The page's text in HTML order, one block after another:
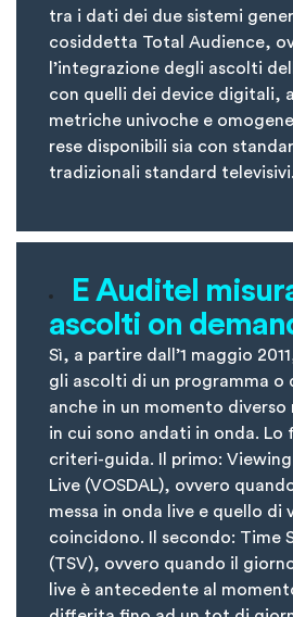
tra i dati dei due sistemi
cosiddetta Total Audience,
l’integrazione degli ascolti
con quelli dei device digitali,
metriche univoche e
rese disponibili sia con
tradizionali standard televisivi.
E Auditel
ascolti on
Sì, a partire dall’1 maggio
gli ascolti di un programma o
anche in un momento
in cui sono andati in onda. Lo
criteri-guida. Il primo: Viewing
Live (VOSDAL), ovvero
messa in onda live e quello di
coincidono. Il secondo: Time
(TSV), ovvero quando il
live è antecedente al